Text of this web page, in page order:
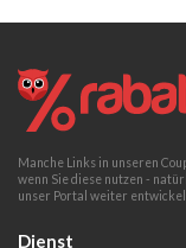
Manche Links in unseren
wenn Sie diese nutzen -
unser Portal weiter
Dienst